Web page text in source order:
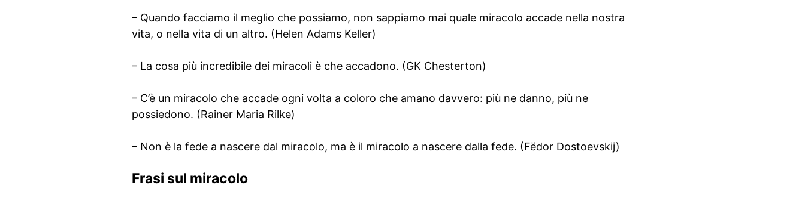
– Quando facciamo il meglio che possiamo, non sappiamo mai quale miracolo accade nella nostra
vita, o nella vita di un altro. (Helen Adams Keller)
– La cosa più incredibile dei miracoli è che accadono. (GK Chesterton)
– C’è un miracolo che accade ogni volta a coloro che amano davvero: più ne danno, più ne
possiedono. (Rainer Maria Rilke)
– Non è la fede a nascere dal miracolo, ma è il miracolo a nascere dalla fede. (Fëdor Dostoevskij)
Frasi sul miracolo